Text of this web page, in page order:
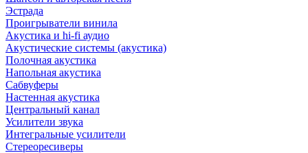
Эстрада
Проигрыватели винила
Акустика и hi-fi аудио
Акустические системы (акустика)
Полочная акустика
Напольная акустика
Сабвуферы
Настенная акустика
Центральный канал
Усилители звука
Интегральные усилители
Стереоресиверы